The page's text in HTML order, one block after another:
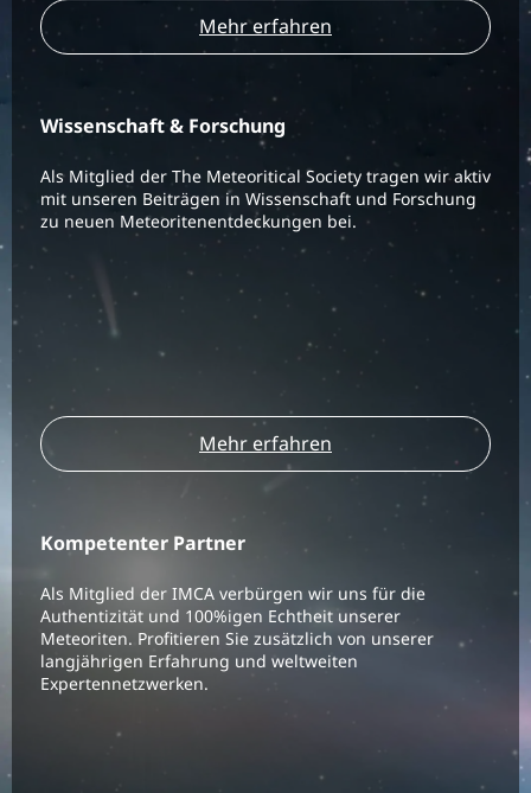
Mehr erfahren
Wissenschaft & Forschung
Als Mitglied der The Meteoritical Society tragen wir aktiv
mit unseren Beiträgen in Wissenschaft und Forschung
zu neuen Meteoritenentdeckungen bei.
Mehr erfahren
Kompetenter Partner
Als Mitglied der IMCA verbürgen wir uns für die
Authentizität und 100%igen Echtheit unserer
Meteoriten. Profitieren Sie zusätzlich von unserer
langjährigen Erfahrung und weltweiten
Expertennetzwerken.